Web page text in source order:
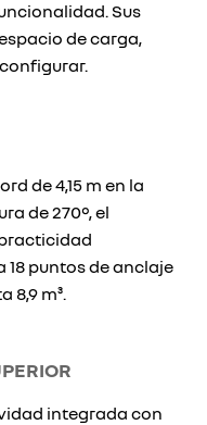
Sus
de carga,
de 4,15 m en la
de 270°, el
puntos de anclaje
8,9 m³.
integrada con